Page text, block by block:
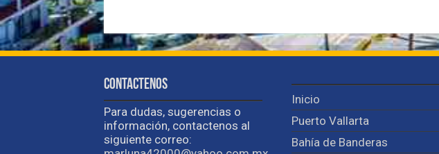
Contactenos
Para dudas, sugerencias o
información, contactenos al
siguiente correo:
Inicio
Puerto Vallarta
Bahía de Banderas